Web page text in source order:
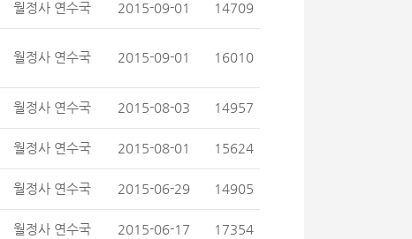
월정사 연수국 2015-09-01 14709
월정사 연수국 2015-09-01 16010
월정사 연수국 2015-08-03 14957
월정사 연수국 2015-08-01 15624
월정사 연수국 2015-06-29 14905
월정사 연수국 2015-06-17 17354